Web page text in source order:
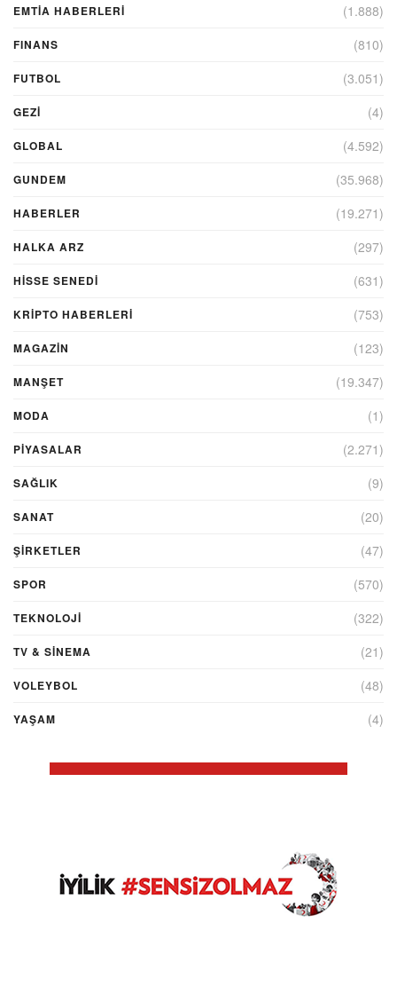
EMTIA HABERLERI (1.888)
FINANS (810)
FUTBOL (3.051)
GEZI (4)
GLOBAL (4.592)
GUNDEM (35.968)
HABERLER (19.271)
HALKA ARZ (297)
HİSSE SENEDİ (631)
KRIPTO HABERLERI (753)
MAGAZİN (123)
MANŞET (19.347)
MODA (1)
PİYASALAR (2.271)
SAĞLIK (9)
SANAT (20)
ŞIRKETLER (47)
SPOR (570)
TEKNOLOJİ (322)
TV & SINEMA (21)
VOLEYBOL (48)
YAŞAM (4)